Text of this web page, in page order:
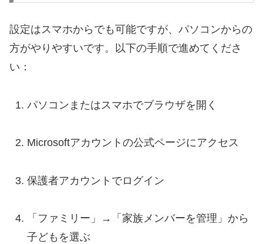
設定はスマホからでも可能ですが、パソコンからの
方がやりやすいです。以下の手順で進めてくださ
い：
パソコンまたはスマホでブラウザを開く
Microsoftアカウントの公式ページにアクセス
保護者アカウントでログイン
「ファミリー」→「家族メンバーを管理」から
子どもを選ぶ